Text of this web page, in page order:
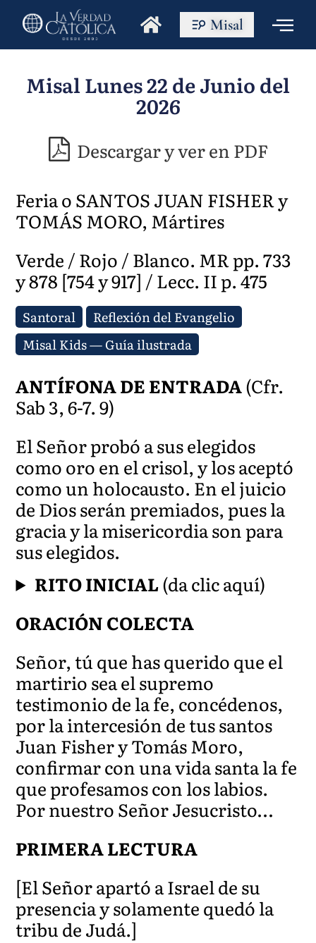
Misal
Misal Lunes 22 de Junio del
2026
Descargar y ver en PDF
Feria o SANTOS JUAN FISHER y
TOMÁS MORO, Mártires
Verde / Rojo / Blanco. MR pp. 733
y 878 [754 y 917] / Lecc. II p. 475
Santoral
Reflexión del Evangelio
Misal Kids — Guía ilustrada
ANTÍFONA DE ENTRADA(Cfr.
Sab 3, 6-7. 9)
El Señor probó a sus elegidos
como oro en el crisol, y los aceptó
como un holocausto. En el juicio
de Dios serán premiados, pues la
gracia y la misericordia son para
sus elegidos.
RITO INICIAL(da clic aquí)
ORACIÓN COLECTA
Señor, tú que has querido que el
martirio sea el supremo
testimonio de la fe, concédenos,
por la intercesión de tus santos
Juan Fisher y Tomás Moro,
confirmar con una vida santa la fe
que profesamos con los labios.
Por nuestro Señor Jesucristo…
PRIMERA LECTURA
[El Señor apartó a Israel de su
presencia y solamente quedó la
tribu de Judá.]